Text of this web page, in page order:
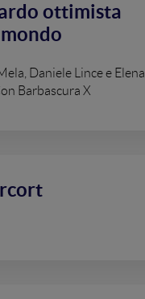
ottimista
Daniele Lince e Elena
Barbascura X